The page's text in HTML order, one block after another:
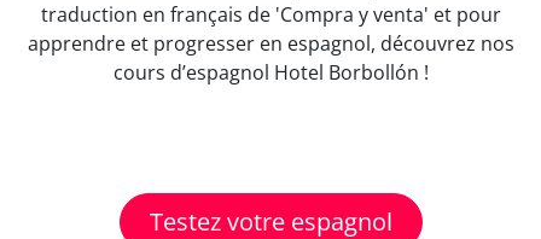
traduction en français de 'Compra y venta' et pour
apprendre et progresser en espagnol, découvrez nos
cours d’espagnol Hotel Borbollón !
Testez votre espagnol